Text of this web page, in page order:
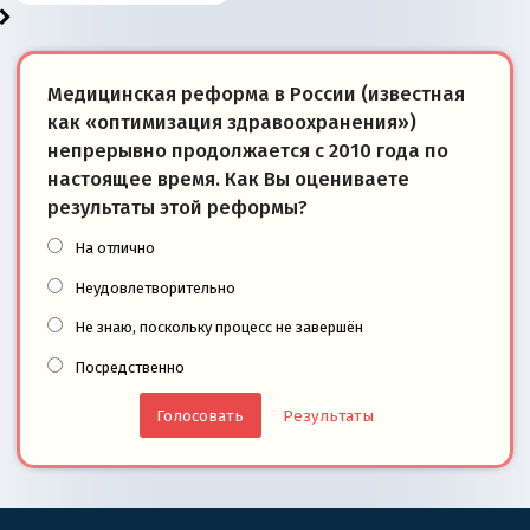
Медицинская реформа в России (известная
как «оптимизация здравоохранения»)
непрерывно продолжается с 2010 года по
настоящее время. Как Вы оцениваете
результаты этой реформы?
На отлично
Неудовлетворительно
Не знаю, поскольку процесс не завершён
Посредственно
Результаты